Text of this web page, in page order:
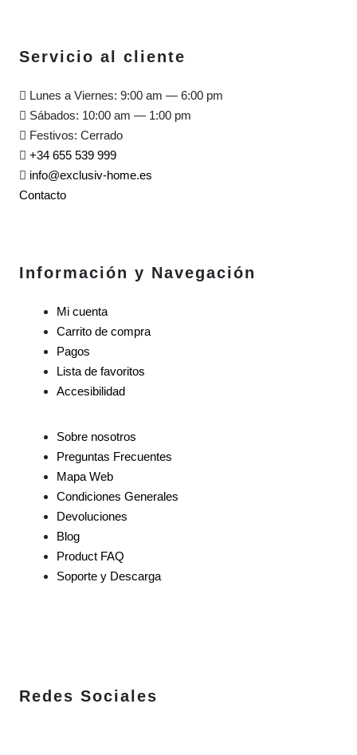
Servicio al cliente
Lunes a Viernes: 9:00 am — 6:00 pm
Sábados: 10:00 am — 1:00 pm
Festivos: Cerrado
+34 655 539 999
info@exclusiv-home.es
Contacto
Información y Navegación
Mi cuenta
Carrito de compra
Pagos
Lista de favoritos
Accesibilidad
Sobre nosotros
Preguntas Frecuentes
Mapa Web
Condiciones Generales
Devoluciones
Blog
Product FAQ
Soporte y Descarga
Redes Sociales